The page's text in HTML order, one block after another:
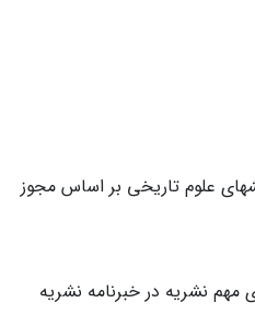
علوم تاریخی بر اساس مجوز
مهم نشریه در خبرنامه نشریه